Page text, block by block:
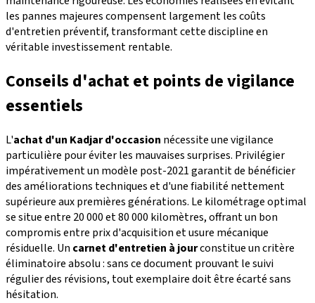
les pannes majeures compensent largement les coûts
d'entretien préventif, transformant cette discipline en
véritable investissement rentable.
Conseils d'achat et points de vigilance
essentiels
L'achat d'un Kadjar d'occasion nécessite une vigilance
particulière pour éviter les mauvaises surprises. Privilégier
impérativement un modèle post-2021 garantit de bénéficier
des améliorations techniques et d'une fiabilité nettement
supérieure aux premières générations. Le kilométrage optimal
se situe entre 20 000 et 80 000 kilomètres, offrant un bon
compromis entre prix d'acquisition et usure mécanique
résiduelle. Un carnet d'entretien à jourconstitue un critère
éliminatoire absolu : sans ce document prouvant le suivi
régulier des révisions, tout exemplaire doit être écarté sans
hésitation.